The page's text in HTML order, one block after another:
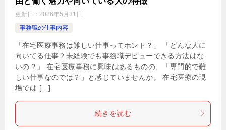
更新日： 2026年5月31日
事務職の仕事内容
「在宅医療事務は難しい仕事ってホント？」 「どんな人に
向いてる仕事？未経験でも事務職デビューできる方法はな
いの？」 在宅医療事務に興味はあるものの、「専門的で難
しい仕事なのでは？」と感じていませんか。 在宅医療の現
場では […]
続きを読む